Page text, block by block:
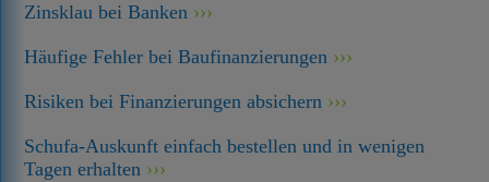
Zinsklau bei Banken
Häufige Fehler bei Baufinanzierungen
Risiken bei Finanzierungen absichern
Schufa-Auskunft einfach bestellen und in wenigen
Tagen erhalten